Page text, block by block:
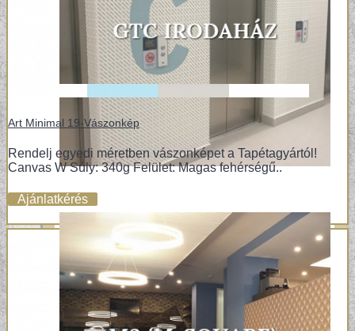
Art Minimal 19-Vászonkép
Rendelj egyedi méretben vászonképet a Tapétagyártól!
Canvas W Súly: 340g Felület: Magas fehérségű..
Ajánlatkérés